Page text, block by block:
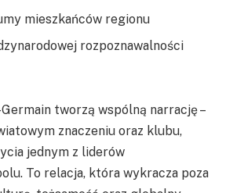
mieszkańców regionu
rozpoznawalności
tworzą wspólną narrację –
znaczeniu oraz klubu,
jednym z liderów
To relacja, która wykracza poza